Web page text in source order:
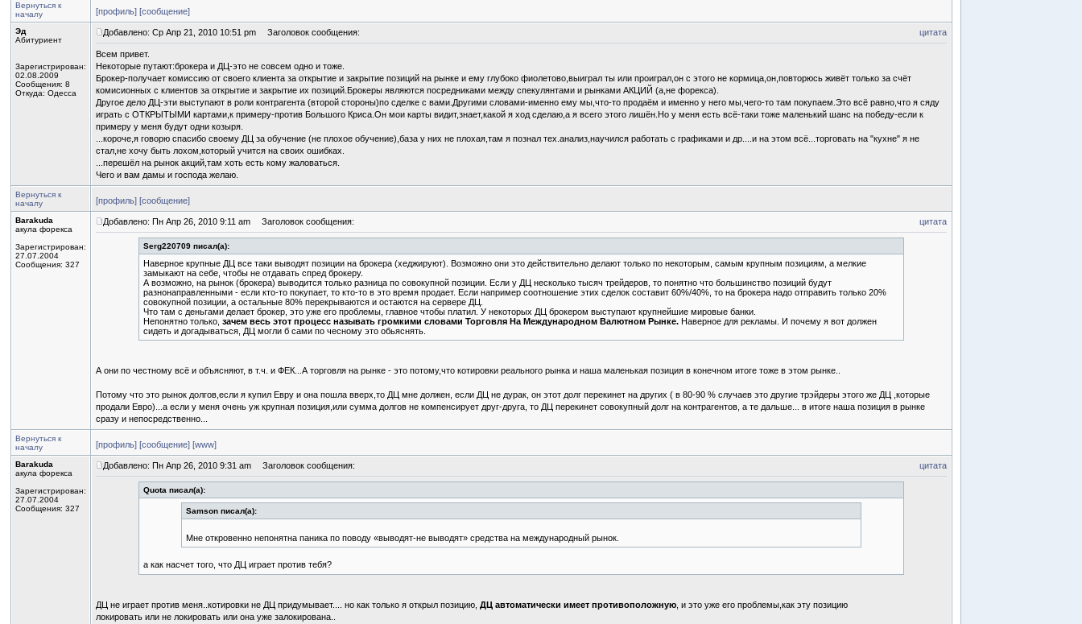
Вернуться к
началу
[профиль] [сообщение]
Эд
Абитуриент
Зарегистрирован:
02.08.2009
Сообщения: 8
Откуда: Одесса
Добавлено: Ср Апр 21, 2010 10:51 pm Заголовок сообщения: цитата
Всем привет.
Некоторые путают:брокера и ДЦ-это не совсем одно и тоже.
Брокер-получает комиссию от своего клиента за открытие и закрытие позиций на рынке и ему глубоко фиолетово,выиграл ты или проиграл,он с этого не кормица,он,повторюсь живёт только за счёт
комисионных с клиентов за открытие и закрытие их позиций.Брокеры являются посредниками между спекулянтами и рынками АКЦИЙ (а,не форекса).
Другое дело ДЦ-эти выступают в роли контрагента (второй стороны)по сделке с вами.Другими словами-именно ему мы,что-то продаём и именно у него мы,чего-то там покупаем.Это всё равно,что я сяду
играть с ОТКРЫТЫМИ картами,к примеру-против Большого Криса.Он мои карты видит,знает,какой я ход сделаю,а я всего этого лишён.Но у меня есть всё-таки тоже маленький шанс на победу-если к
примеру у меня будут одни козыря.
...короче,я говорю спасибо своему ДЦ за обучение (не плохое обучение),база у них не плохая,там я познал тех.анализ,научился работать с графиками и др....и на этом всё...торговать на "кухне" я не
стал,не хочу быть лохом,который учится на своих ошибках.
...перешёл на рынок акций,там хоть есть кому жаловаться.
Чего и вам дамы и господа желаю.
Вернуться к
началу
[профиль] [сообщение]
Barakuda
акула форекса
Зарегистрирован:
27.07.2004
Сообщения: 327
Добавлено: Пн Апр 26, 2010 9:11 am Заголовок сообщения: цитата
Serg220709 писал(а):
Наверное крупные ДЦ все таки выводят позиции на брокера (хеджируют). Возможно они это действительно делают только по некоторым, самым крупным позициям, а мелкие
замыкают на себе, чтобы не отдавать спред брокеру.
А возможно, на рынок (брокера) выводится только разница по совокупной позиции. Если у ДЦ несколько тысяч трейдеров, то понятно что большинство позиций будут
разнонаправленными - если кто-то покупает, то кто-то в это время продает. Если например соотношение этих сделок составит 60%/40%, то на брокера надо отправить только 20%
совокупной позиции, а остальные 80% перекрываются и остаются на сервере ДЦ.
Что там с деньгами делает брокер, это уже его проблемы, главное чтобы платил. У некоторых ДЦ брокером выступают крупнейшие мировые банки.
Непонятно только, зачем весь этот процесс называть громкими словами Торговля На Международном Валютном Рынке. Наверное для рекламы. И почему я вот должен
сидеть и догадываться, ДЦ могли б сами по чесному это обьяснять.
А они по честному всё и объясняют, в т.ч. и ФЕК...А торговля на рынке - это потому,что котировки реального рынка и наша маленькая позиция в конечном итоге тоже в этом рынке..
Потому что это рынок долгов,если я купил Евру и она пошла вверх,то ДЦ мне должен, если ДЦ не дурак, он этот долг перекинет на других ( в 80-90 % случаев это другие трэйдеры этого же ДЦ ,которые
продали Евро)...а если у меня очень уж крупная позиция,или сумма долгов не компенсирует друг-друга, то ДЦ перекинет совокупный долг на контрагентов, а те дальше... в итоге наша позиция в рынке
сразу и непосредственно...
Вернуться к
началу
[профиль] [сообщение] [www]
Barakuda
акула форекса
Зарегистрирован:
27.07.2004
Сообщения: 327
Добавлено: Пн Апр 26, 2010 9:31 am Заголовок сообщения: цитата
Quota писал(а):
Samson писал(а):
Мне откровенно непонятна паника по поводу «выводят-не выводят» средства на международный рынок.
а как насчет того, что ДЦ играет против тебя?
ДЦ не играет против меня..котировки не ДЦ придумывает.... но как только я открыл позицию, ДЦ автоматически имеет противоположную , и это уже его проблемы,как эту позицию
локировать или не локировать или она уже залокирована..